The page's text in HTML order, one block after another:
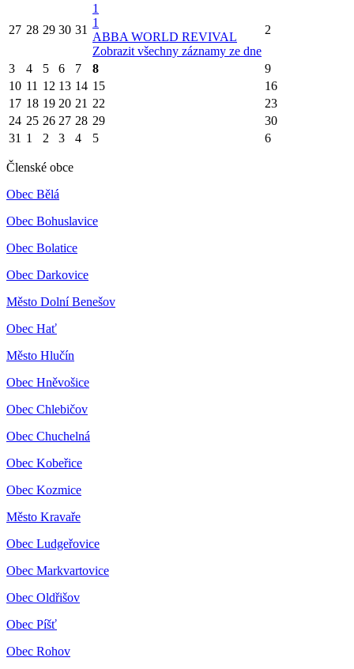
27 28 29 30 31
1
1
ABBA WORLD REVIVAL
Zobrazit všechny záznamy ze dne
2
3 4 5 6 7 8
9
10 11 12 13 14 15
16
17 18 19 20 21 22
23
24 25 26 27 28 29
30
31 1 2 3 4 5 6
Členské obce
Obec Bělá
Obec Bohuslavice
Obec Bolatice
Obec Darkovice
Město Dolní Benešov
Obec Hať
Město Hlučín
Obec Hněvošice
Obec Chlebičov
Obec Chuchelná
Obec Kobeřice
Obec Kozmice
Město Kravaře
Obec Ludgeřovice
Obec Markvartovice
Obec Oldřišov
Obec Píšť
Obec Rohov